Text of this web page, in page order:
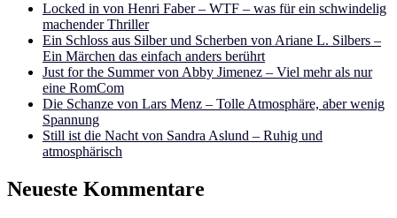
Locked in von Henri Faber – WTF – was für ein schwindelig
machender Thriller
Ein Schloss aus Silber und Scherben von Ariane L. Silbers –
Ein Märchen das einfach anders berührt
Just for the Summer von Abby Jimenez – Viel mehr als nur
eine RomCom
Die Schanze von Lars Menz – Tolle Atmosphäre, aber wenig
Spannung
Still ist die Nacht von Sandra Aslund – Ruhig und
atmosphärisch
Neueste Kommentare